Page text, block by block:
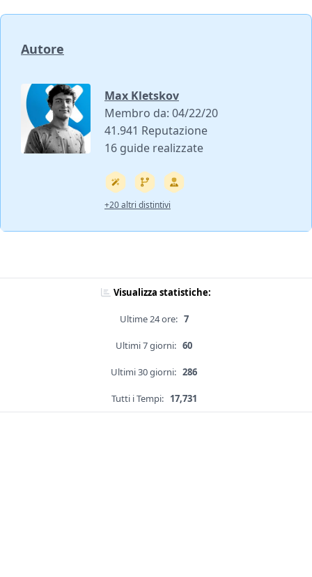
Autore
Max Kletskov
Membro da: 04/22/20
41.941 Reputazione
16 guide realizzate
+20 altri distintivi
Visualizza statistiche:
Ultime 24 ore: 7
Ultimi 7 giorni: 60
Ultimi 30 giorni: 286
Tutti i Tempi: 17,731